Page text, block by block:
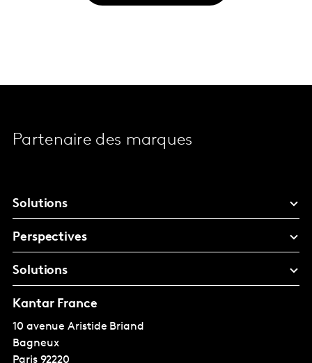
Partenaire des marques
Solutions
Perspectives
Solutions
Kantar France
10 avenue Aristide Briand
Bagneux
Paris 92220